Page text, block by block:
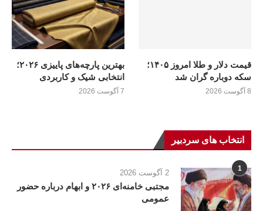
قیمت دلار و طلا امروز ۱۴۰۵؛
سکه دوباره گران شد
8 آگوست 2026
بهترین پارچه‌های پاییزی ۲۰۲۶؛
انتخابی شیک و کاربردی
7 آگوست 2026
انتخاب های سردبیر
1 2 آگوست 2026
مجتبی خامنه‌ای ۲۰۲۶ و ابهام درباره حضور
عمومی